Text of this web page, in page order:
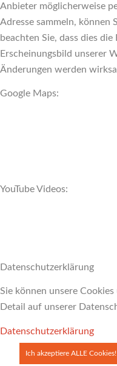
Anbieter möglicherweise
Adresse sammeln, können
beachten Sie, dass dies
Erscheinungsbild unserer
Änderungen werden
Google Maps:
YouTube Videos:
Datenschutzerklärung
Sie können unsere
Detail auf unserer
Datenschutzerklärung
Ich akzeptiere ALLE Cookies!